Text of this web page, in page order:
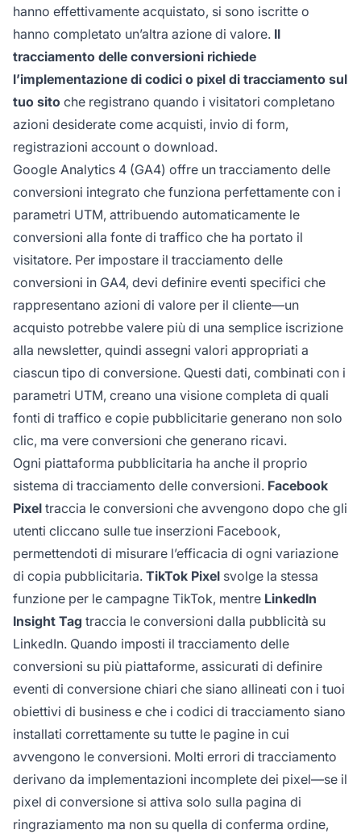
hanno effettivamente acquistato, si sono iscritte o
hanno completato un’altra azione di valore. Il
tracciamento delle conversioni richiede
l’implementazione di codici o pixel di tracciamento sul
tuo sito che registrano quando i visitatori completano
azioni desiderate come acquisti, invio di form,
registrazioni account o download.
Google Analytics 4 (GA4) offre un tracciamento delle
conversioni integrato che funziona perfettamente con i
parametri UTM, attribuendo automaticamente le
conversioni alla fonte di traffico che ha portato il
visitatore. Per impostare il tracciamento delle
conversioni in GA4, devi definire eventi specifici che
rappresentano azioni di valore per il cliente—un
acquisto potrebbe valere più di una semplice iscrizione
alla newsletter, quindi assegni valori appropriati a
ciascun tipo di conversione. Questi dati, combinati con i
parametri UTM, creano una visione completa di quali
fonti di traffico e copie pubblicitarie generano non solo
clic, ma vere conversioni che generano ricavi.
Ogni piattaforma pubblicitaria ha anche il proprio
sistema di tracciamento delle conversioni. Facebook
Pixel traccia le conversioni che avvengono dopo che gli
utenti cliccano sulle tue inserzioni Facebook,
permettendoti di misurare l’efficacia di ogni variazione
di copia pubblicitaria. TikTok Pixel svolge la stessa
funzione per le campagne TikTok, mentre LinkedIn
Insight Tag traccia le conversioni dalla pubblicità su
LinkedIn. Quando imposti il tracciamento delle
conversioni su più piattaforme, assicurati di definire
eventi di conversione chiari che siano allineati con i tuoi
obiettivi di business e che i codici di tracciamento siano
installati correttamente su tutte le pagine in cui
avvengono le conversioni. Molti errori di tracciamento
derivano da implementazioni incomplete dei pixel—se il
pixel di conversione si attiva solo sulla pagina di
ringraziamento ma non su quella di conferma ordine,